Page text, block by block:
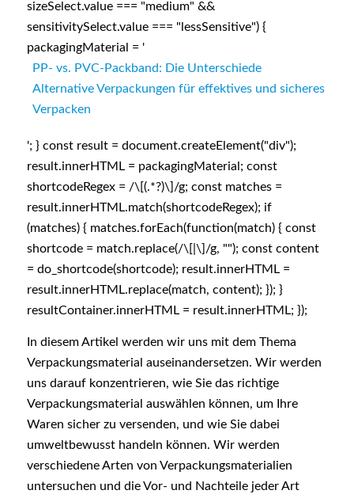
sizeSelect.value === "medium" &&
sensitivitySelect.value === "lessSensitive") {
packagingMaterial = '
PP- vs. PVC-Packband: Die Unterschiede
Alternative Verpackungen für effektives und sicheres
Verpacken
'; } const result = document.createElement("div");
result.innerHTML = packagingMaterial; const
shortcodeRegex = /\[(.*?)\]/g; const matches =
result.innerHTML.match(shortcodeRegex); if
(matches) { matches.forEach(function(match) { const
shortcode = match.replace(/\[|\]/g, ""); const content
= do_shortcode(shortcode); result.innerHTML =
result.innerHTML.replace(match, content); }); }
resultContainer.innerHTML = result.innerHTML; });
In diesem Artikel werden wir uns mit dem Thema
Verpackungsmaterial auseinandersetzen. Wir werden
uns darauf konzentrieren, wie Sie das richtige
Verpackungsmaterial auswählen können, um Ihre
Waren sicher zu versenden, und wie Sie dabei
umweltbewusst handeln können. Wir werden
verschiedene Arten von Verpackungsmaterialien
untersuchen und die Vor- und Nachteile jeder Art